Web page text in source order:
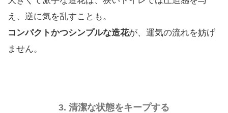
え、逆に気を乱すことも。
コンパクトかつシンプルな造花が、運気の流れを妨げ
ません。
3. 清潔な状態をキープする